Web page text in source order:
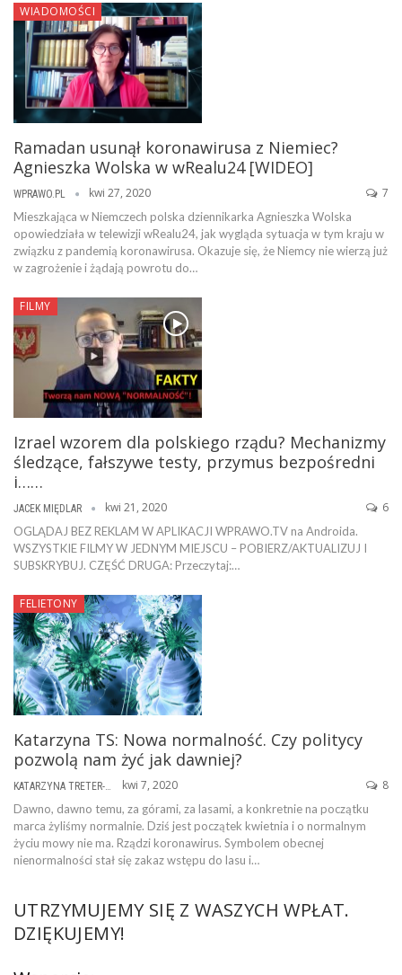
WIADOMOŚCI
Ramadan usunął koronawirusa z Niemiec?
Agnieszka Wolska w wRealu24 [WIDEO]
WPRAWO.PL kwi 27, 2020 7
Mieszkająca w Niemczech polska dziennikarka Agnieszka Wolska
opowiedziała w telewizji wRealu24, jak wygląda sytuacja w tym kraju w
związku z pandemią koronawirusa. Okazuje się, że Niemcy nie wierzą już
w zagrożenie i żądają powrotu do…
FILMY
Izrael wzorem dla polskiego rządu? Mechanizmy
śledzące, fałszywe testy, przymus bezpośredni
i……
JACEK MIĘDLAR kwi 21, 2020 6
OGLĄDAJ BEZ REKLAM W APLIKACJI WPRAWO.TV na Androida.
WSZYSTKIE FILMY W JEDNYM MIEJSCU – POBIERZ/AKTUALIZUJ I
SUBSKRYBUJ. CZĘŚĆ DRUGA: Przeczytaj:…
FELIETONY
Katarzyna TS: Nowa normalność. Czy politycy
pozwolą nam żyć jak dawniej?
KATARZYNA TRETER-SIERPIŃSKA kwi 7, 2020 8
Dawno, dawno temu, za górami, za lasami, a konkretnie na początku
marca żyliśmy normalnie. Dziś jest początek kwietnia i o normalnym
życiu mowy nie ma. Rządzi koronawirus. Symbolem obecnej
nienormalności stał się zakaz wstępu do lasu i…
UTRZYMUJEMY SIĘ Z WASZYCH WPŁAT.
DZIĘKUJEMY!